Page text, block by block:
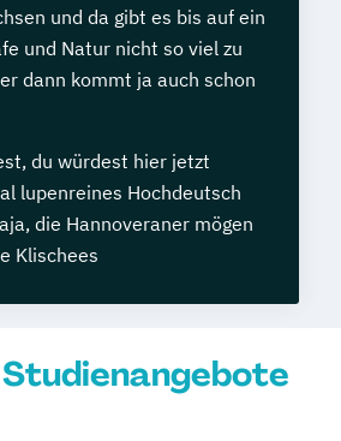
und da gibt es bis auf ein
und Natur nicht so viel zu
dann kommt ja auch schon
du würdest hier jetzt
lupenreines Hochdeutsch
die Hannoveraner mögen
Klischees